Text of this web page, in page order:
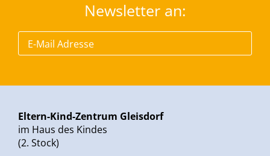
Newsletter an:
Eltern-Kind-Zentrum Gleisdorf
im Haus des Kindes
(2. Stock)